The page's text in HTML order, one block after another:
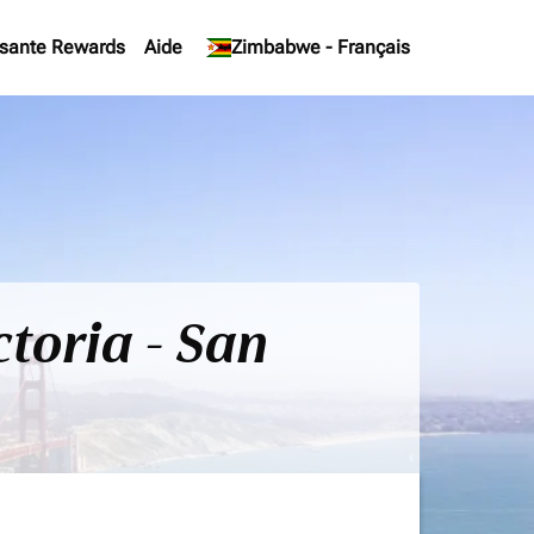
Rewards Aide Zimbabwe - Français
keyboard_arrow_down
- San